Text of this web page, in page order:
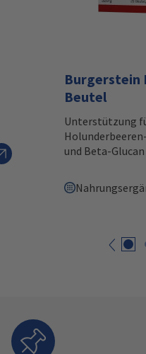
Burgerstein
Beutel
Unterstützung
und Beta-Glucan